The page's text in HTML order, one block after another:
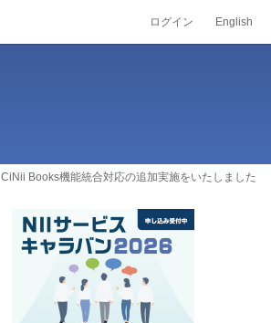
ログイン English
CiNii Books機能統合対応の追加実施をいたしました